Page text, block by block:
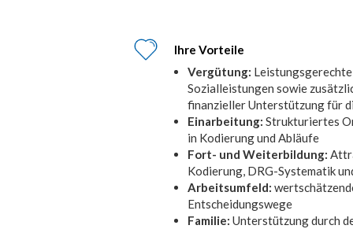
Ihre Vorteile
Vergütung:
Sozialleistungen sowie
finanzieller Unterstützung für
Einarbeitung: Strukturiertes
in Kodierung und Abläufe
Fort- und Weiterbildung:
Kodierung, DRG-Systematik
Arbeitsumfeld:
Entscheidungswege
Familie: Unterstützung durch